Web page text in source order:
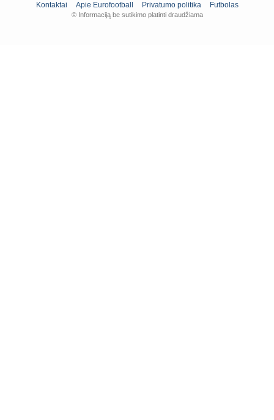
Kontaktai Apie Eurofootball Privatumo politika Futbolas
© Informaciją be sutikimo platinti draudžiama